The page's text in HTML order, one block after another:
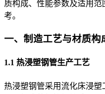
质构成、性能参数及适用
考。
一、制造工艺与材质构
1.1 热浸塑钢管生产工艺
热浸塑钢管采用流化床浸